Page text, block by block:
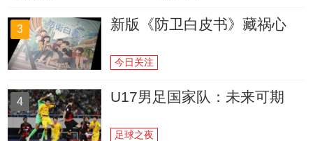
3 新版《防卫白皮书》藏祸心
今日关注
4 U17男足国家队：未来可期
足球之夜